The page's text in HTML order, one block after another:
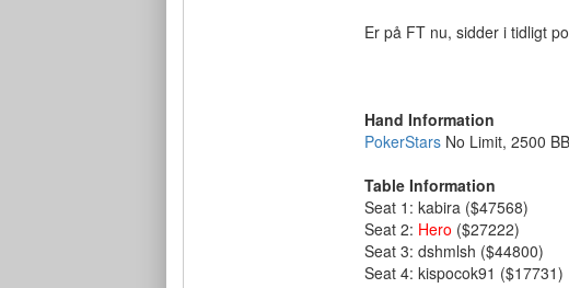
Er på FT nu, sidder i tidligt
Hand Information
PokerStars No Limit, 2500
Table Information
Seat 1: kabira ($47568)
Seat 2: Hero ($27222)
Seat 3: dshmlsh ($44800)
Seat 4: kispocok91 ($17731)